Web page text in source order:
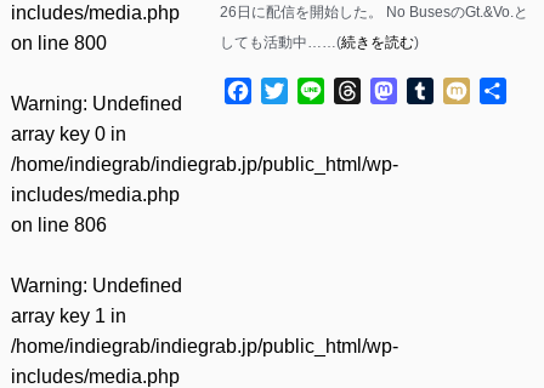
includes/media.php
on line 800
Warning: Undefined
array key 0 in
/home/indiegrab/indiegrab.jp/public_html/wp-
includes/media.php
on line 806
Warning: Undefined
array key 1 in
/home/indiegrab/indiegrab.jp/public_html/wp-
includes/media.php
26日に配信を開始した。 No BusesのGt.&Vo.と
しても活動中……(続きを読む)
Facebook
TwitterLine ThreadsMastodon
Tumblr
Mixi